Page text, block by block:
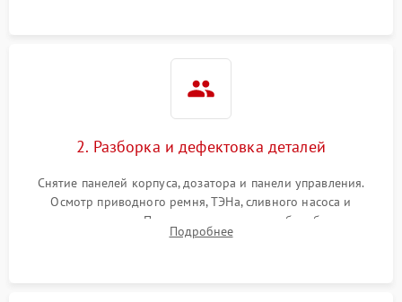
2. Разборка и дефектовка деталей
Снятие панелей корпуса, дозатора и панели управления.
Осмотр приводного ремня, ТЭНа, сливного насоса и
амортизаторов. Проверка подшипников барабана и
крестовины на износ, а манжеты люка на разрывы.
Подробнее